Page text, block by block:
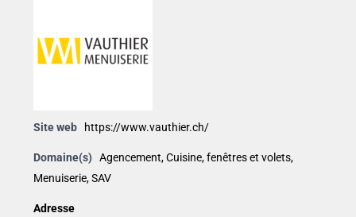
Site web https://www.vauthier.ch/
Domaine(s) Agencement,Cuisine,fenêtres et volets,
Menuiserie,SAV
Adresse